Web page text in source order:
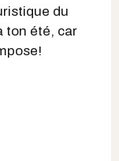
du
ton été, car